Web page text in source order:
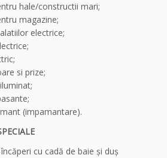
hale/constructii mari;
magazine;
electrice;
si prize;
(impamantare).
cu cadă de baie şi duş